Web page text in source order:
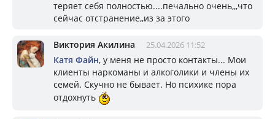
теряет себя полностью....печально очень,,,что
сейчас отстранение,,из за этого
Виктория Акилина 25.04.2026 11:52
Катя Файн, у меня не просто контакты... Мои
клиенты наркоманы и алкоголики и члены их
семей. Скучно не бывает. Но психике пора
отдохнуть